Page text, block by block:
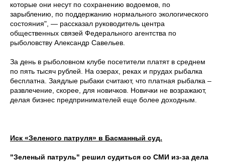
которые они несут по сохранению водоемов, по
зарыблению, по поддержанию нормального экологического
состояния", — рассказал руководитель центра
общественных связей Федерального агентства по
рыболовству Александр Савельев.
За день в рыболовном клубе посетители платят в среднем
по пять тысяч рублей. На озерах, реках и прудах рыбалка
бесплатна. Заядлые рыбаки считают, что платная рыбалка –
развлечение, скорее, для новичков. Новички не возражают,
делая бизнес предпринимателей еще более доходным.
Иск «Зеленого патруля» в Басманный суд.
"Зеленый патруль" решил судиться со СМИ из-за дела